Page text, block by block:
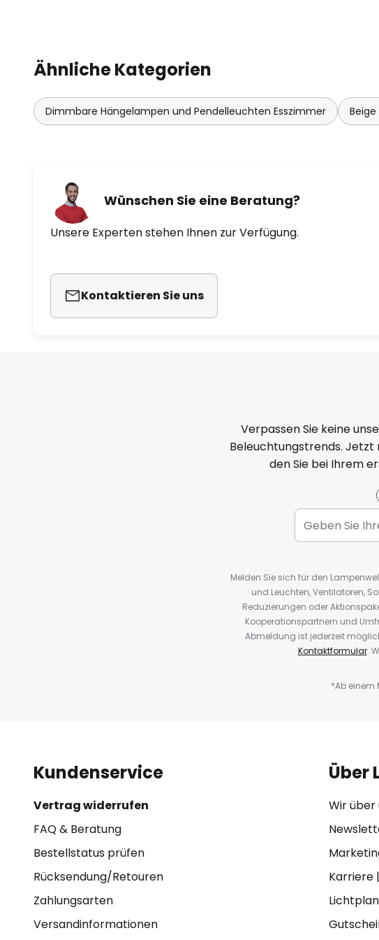
Ähnliche Kategorien
Dimmbare Hängelampen und Pendelleuchten Esszimmer
Wünschen Sie eine Beratung?
Unsere Experten stehen Ihnen zur Verfügung.
Kontaktieren Sie uns
Verpassen Sie keine
Beleuchtungstrends. Jetzt
den Sie bei Ihrem
Melden Sie sich für den
und Leuchten, Ventilatoren,
Reduzierungen oder
Kooperationspartnern und
Abmeldung ist jederzeit
Kontaktformular.
*Ab einem
Kundenservice
Vertrag widerrufen
FAQ & Beratung
Bestellstatus prüfen
Rücksendung/Retouren
Zahlungsarten
Versandinformationen
Über
Wir über
Karriere|